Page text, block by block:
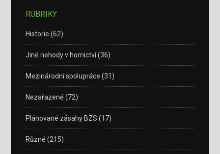
RUBRIKY
Historie (62)
Jiné nehody v hornictví(36)
Mezinárodní spolupráce (31)
Nezařazené (72)
Plánované zásahy BZS (17)
Různé (215)